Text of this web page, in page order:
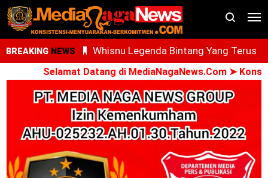
BREAKING NEWS
AdNI, RSU Haji Medan, PCM Sunggal
SMEC Siap Gelar Bakti Sosial
Ari Al Kasfi Resmi Dikukuhkan Sebagai
Ketua DPC GPIE Kota Medan Periode
2026-2030
Oknum PPPK Terkait Dugaan
Anak Magang Di Kantor Kemenhaj
Kini Diperiksa Di Kanwil Kemenhaj
Sumut
Selamat Datang di MediaNagaNews.Com ➤